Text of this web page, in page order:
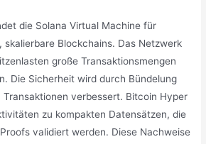
die Solana Virtual Machine für
Blockchains. Das Netzwerk
große Transaktionsmengen
Die Sicherheit wird durch Bündelung
Transaktionen verbessert. Bitcoin Hyper
zu kompakten Datensätzen, die
validiert werden. Diese Nachweise